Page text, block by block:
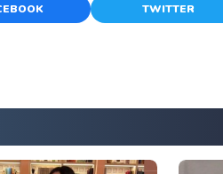
TWITTER